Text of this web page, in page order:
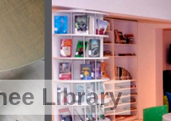
Library